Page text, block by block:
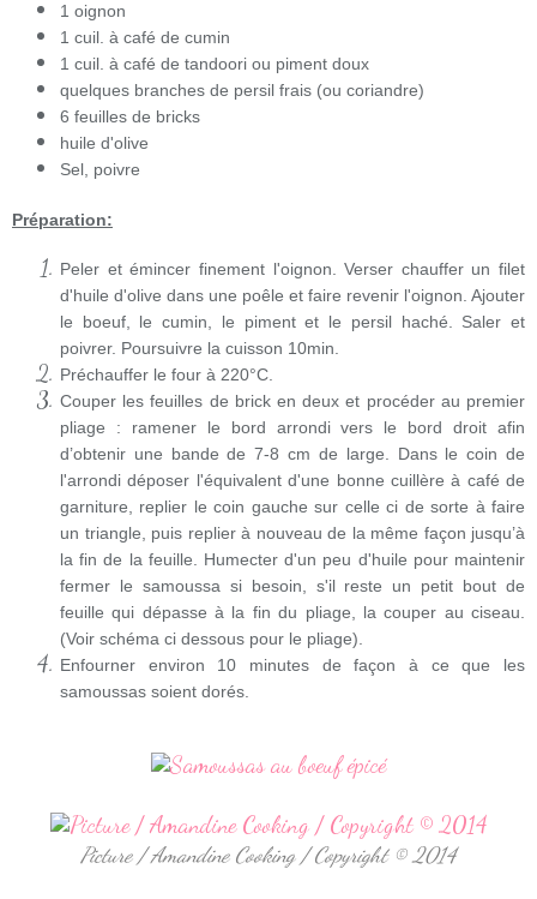
1 oignon
1 cuil. à café de cumin
1 cuil. à café de tandoori ou piment doux
quelques branches de persil frais (ou coriandre)
6 feuilles de bricks
huile d'olive
Sel, poivre
Préparation:
Peler et émincer finement l'oignon. Verser chauffer un filet
d'huile d'olive dans une poêle et faire revenir l'oignon. Ajouter
le boeuf, le cumin, le piment et le persil haché. Saler et
poivrer. Poursuivre la cuisson 10min.
Préchauffer le four à 220°C.
Couper les feuilles de brick en deux et procéder au premier
pliage : ramener le bord arrondi vers le bord droit afin
d’obtenir une bande de 7-8 cm de large. Dans le coin de
l'arrondi déposer l'équivalent d'une bonne cuillère à café de
garniture, replier le coin gauche sur celle ci de sorte à faire
un triangle, puis replier à nouveau de la même façon jusqu’à
la fin de la feuille. Humecter d'un peu d'huile pour maintenir
fermer le samoussa si besoin , s'il reste un petit bout de
feuille qui dépasse à la fin du pliage, la couper au ciseau.
(Voir schéma ci dessous pour le pliage).
Enfourner environ 10 minutes de façon à ce que les
samoussas soient dorés.
Picture / Amandine Cooking / Copyright © 2014